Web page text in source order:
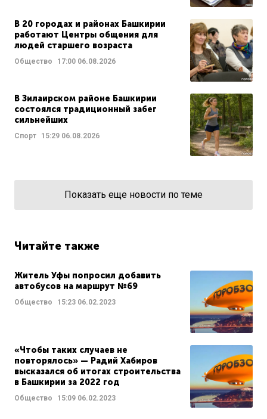
В 20 городах и районах Башкирии
работают Центры общения для
людей старшего возраста
Общество 17:00 06.08.2026
В Зилаирском районе Башкирии
состоялся традиционный забег
сильнейших
Спорт 15:29 06.08.2026
Показать еще новости по теме
Читайте также
Житель Уфы попросил добавить
автобусов на маршрут №69
Общество 15:23 06.02.2023
«Чтобы таких случаев не
повторялось» — Радий Хабиров
высказался об итогах строительства
в Башкирии за 2022 год
Общество 15:09 06.02.2023